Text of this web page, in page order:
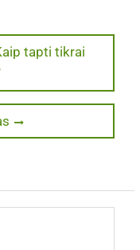
tapti tikrai